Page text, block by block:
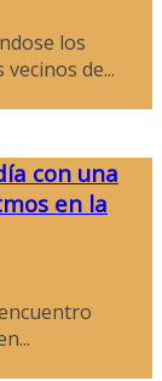
los
de...
con una
en la